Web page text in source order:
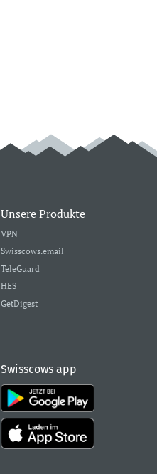
Unsere Produkte
VPN
Swisscows.email
TeleGuard
HES
GetDigest
Swisscows app